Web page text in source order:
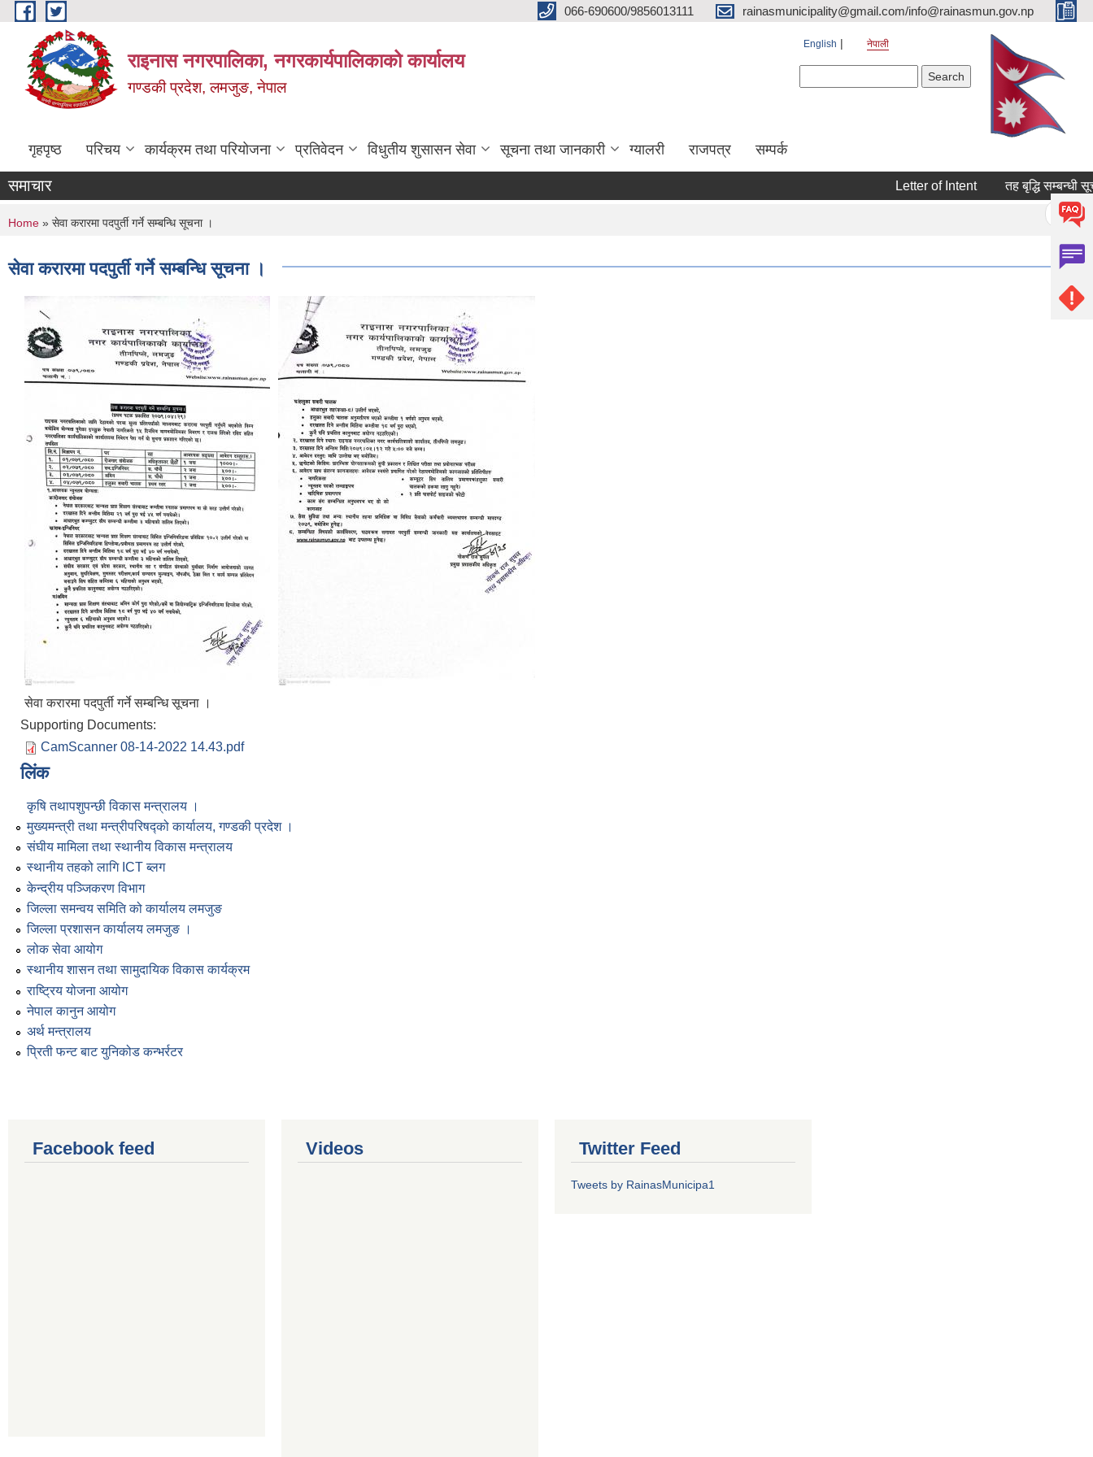
Skip to main content 066-690600/9856013111 rainasmunicipality@gmail.com/info@rainasmun.gov.np
राइनास नगरपालिका, नगरकार्यपालिकाको कार्यालय
गण्डकी प्रदेश, लमजुङ, नेपाल
English नेपाली
गृहपृष्ठ परिचय कार्यक्रम तथा परियोजना प्रतिवेदन विधुतीय शुसासन सेवा सूचना तथा जानकारी ग्यालरी राजपत्र सम्पर्क
समाचार Letter of Intent तह बृद्धि सम्बन्धी
« first
You are here
Home » सेवा करारमा पदपुर्ती गर्ने सम्बन्धि सूचना ।
सेवा करारमा पदपुर्ती गर्ने सम्बन्धि सूचना ।
सेवा करारमा पदपुर्ती गर्ने सम्बन्धि सूचना ।
Supporting Documents:
CamScanner 08-14-2022 14.43.pdf
लिंक
कृषि तथापशुपन्छी विकास मन्त्रालय ।
मुख्यमन्त्री तथा मन्त्रीपरिषद्को कार्यालय, गण्डकी प्रदेश ।
संघीय मामिला तथा स्थानीय विकास मन्त्रालय
स्थानीय तहको लागि ICT ब्लग
केन्द्रीय पञ्जिकरण विभाग
जिल्ला समन्वय समिति को कार्यालय लमजुङ
जिल्ला प्रशासन कार्यालय लमजुङ ।
लोक सेवा आयोग
स्थानीय शासन तथा सामुदायिक विकास कार्यक्रम
राष्ट्रिय योजना आयोग
नेपाल कानुन आयोग
अर्थ मन्त्रालय
प्रिती फन्ट बाट युनिकोड कन्भर्रटर
Facebook feed Videos Twitter Feed
Tweets by RainasMunicipa1